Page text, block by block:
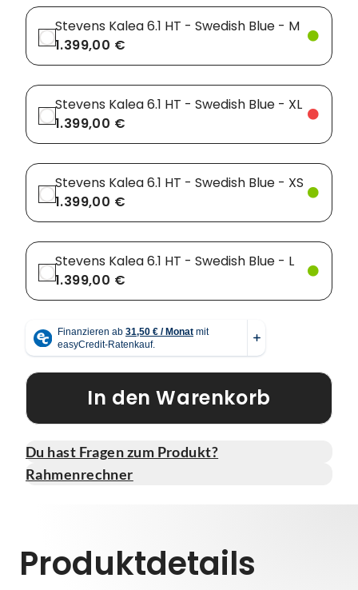
Trainingsrollen
Wandhalterung
Stevens Kalea 6.1 HT - Swedish Blue - M
1.399,00 €
Stevens Kalea 6.1 HT - Swedish Blue - XL
1.399,00 €
Stevens Kalea 6.1 HT - Swedish Blue - XS
1.399,00 €
Stevens Kalea 6.1 HT - Swedish Blue - L
1.399,00 €
In den Warenkorb
Du hast Fragen zum Produkt?
Rahmenrechner
Produktdetails